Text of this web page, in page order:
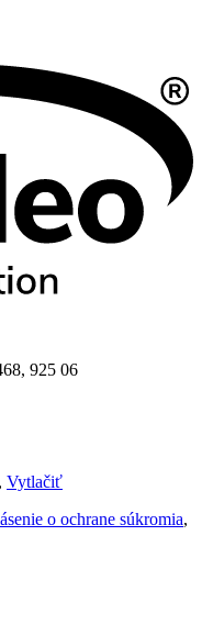
925 06
, Vytlačiť
o ochrane súkromia,